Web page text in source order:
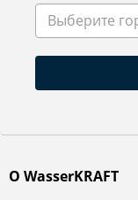
Выберите
О WasserKRAFT